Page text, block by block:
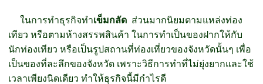
ในการทำธุรกิจทำเข็มกลัด ส่วนมากนิยมตามแหล่งท่อง
เทียว หรือตามห้างสรรพสินค้า ในการทำเป็นของฝากให้กับ
นักท่องเทียว หรือเป็นรูปสถานที่ท่องเที่ยวของจังหวัดนั้นๆ เพื่อ
เป็นของที่ละลึกของจังหวัด เพราะวิธีการทำที่ไม่ยุ่งยากและใช้
เวลาเพียงนิดเดียว ทำให้ธุรกิจนี้มีกำไรดี